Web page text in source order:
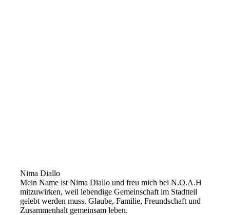
Nima Diallo
Mein Name ist Nima Diallo und freu mich bei N.O.A.H
mitzuwirken, weil lebendige Gemeinschaft im Stadtteil
gelebt werden muss. Glaube, Familie, Freundschaft und
Zusammenhalt gemeinsam leben.